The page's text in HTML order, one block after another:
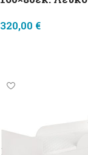
320,00 €